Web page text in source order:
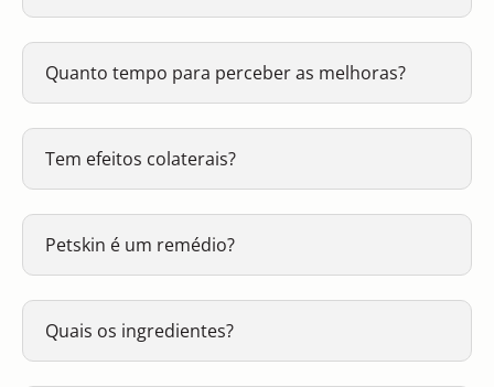
Quanto tempo para perceber as melhoras?
Tem efeitos colaterais?
Petskin é um remédio?
Quais os ingredientes?